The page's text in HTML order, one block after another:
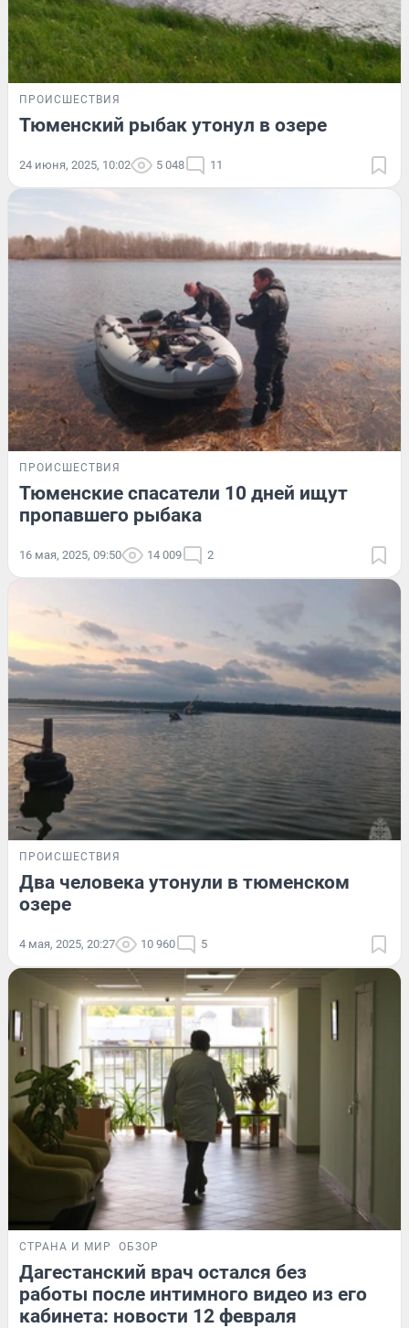
ПРОИСШЕСТВИЯ
Тюменский рыбак утонул в озере
24 июня, 2025, 10:02 5 048 11
ПРОИСШЕСТВИЯ
Тюменские спасатели 10 дней ищут
пропавшего рыбака
16 мая, 2025, 09:50 14 009 2
ПРОИСШЕСТВИЯ
Два человека утонули в тюменском
озере
4 мая, 2025, 20:27 10 960 5
СТРАНА И МИР ОБЗОР
Дагестанский врач остался без
работы после интимного видео из его
кабинета: новости 12 февраля